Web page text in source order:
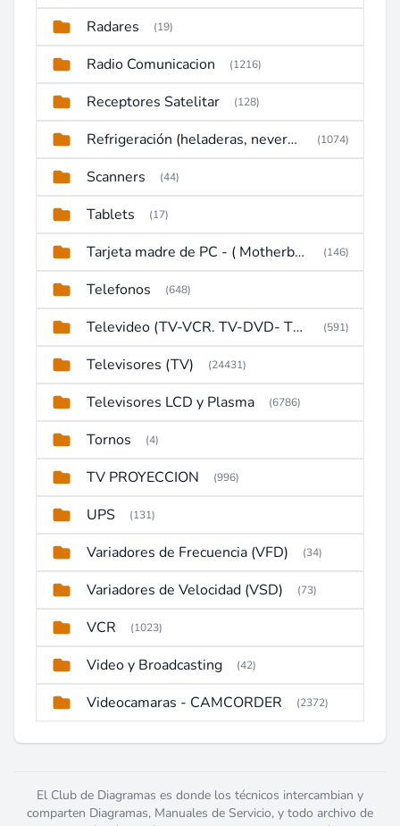
Radares (19)
Radio Comunicacion (1216)
Receptores Satelitar (128)
Refrigeración (heladeras, neveras, congeladores) (1074)
Scanners (44)
Tablets (17)
Tarjeta madre de PC - ( Motherboard ) (146)
Telefonos (648)
Televideo (TV-VCR. TV-DVD- TV-DVD-VCR) (591)
Televisores (TV) (24431)
Televisores LCD y Plasma (6786)
Tornos (4)
TV PROYECCION (996)
UPS (131)
Variadores de Frecuencia (VFD) (34)
Variadores de Velocidad (VSD) (73)
VCR (1023)
Video y Broadcasting (42)
Videocamaras - CAMCORDER (2372)
El Club de Diagramas es donde los técnicos intercambian y
comparten Diagramas, Manuales de Servicio, y todo archivo de